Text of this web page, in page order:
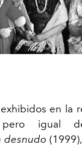
en la
pero igual
desnudo